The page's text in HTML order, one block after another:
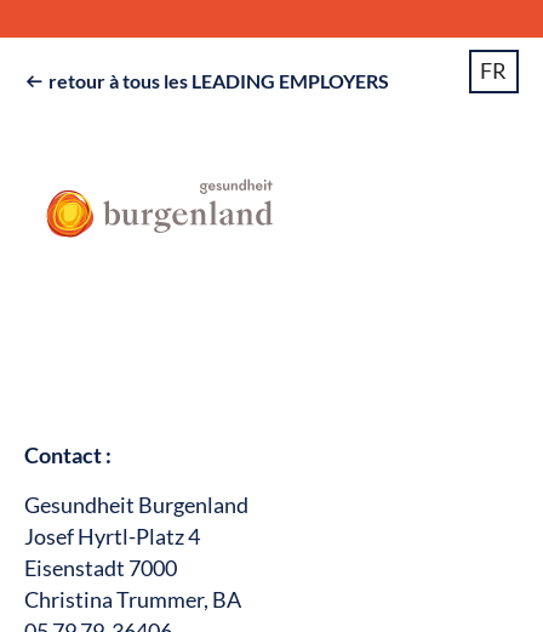
 retour à tous les LEADING EMPLOYERS FR
Contact :
Gesundheit Burgenland
Josef Hyrtl-Platz 4
Eisenstadt 7000
Christina Trummer, BA